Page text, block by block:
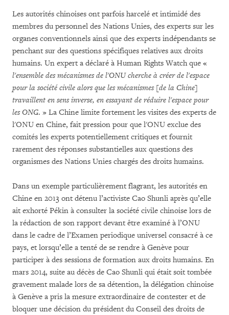
Les autorités chinoises ont parfois harcelé et intimidé des
membres du personnel des Nations Unies, des experts sur les
organes conventionnels ainsi que des experts indépendants se
penchant sur des questions spécifiques relatives aux droits
humains. Un expert a déclaré à Human Rights Watch que «
l'ensemble des mécanismes de l'ONU cherche à créer de l'espace
pour la société civile alors que les mécanismes [de la Chine]
travaillent en sens inverse, en essayant de réduire l'espace pour
les ONG. » La Chine limite fortement les visites des experts de
l'ONU en Chine, fait pression pour que l'ONU exclue des
comités les experts potentiellement critiques et fournit
rarement des réponses substantielles aux questions des
organismes des Nations Unies chargés des droits humains.
Dans un exemple particulièrement flagrant, les autorités en
Chine en 2013 ont détenu l’activiste Cao Shunli après qu’elle
ait exhorté Pékin à consulter la société civile chinoise lors de
la rédaction de son rapport devant être examiné à l’ONU
dans le cadre de l’Examen periodique universel consacré à ce
pays, et lorsqu’elle a tenté de se rendre à Genève pour
participer à des sessions de formation aux droits humains. En
mars 2014, suite au décès de Cao Shunli qui était soit tombée
gravement malade lors de sa détention, la délégation chinoise
à Genève a pris la mesure extraordinaire de contester et de
bloquer une décision du président du Conseil des droits de